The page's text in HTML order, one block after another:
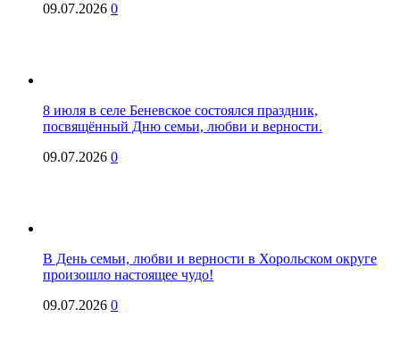
09.07.2026 0
8 июля в селе Беневское состоялся праздник,
посвящённый Дню семьи, любви и верности.
09.07.2026 0
В День семьи, любви и верности в Хорольском округе
произошло настоящее чудо!
09.07.2026 0